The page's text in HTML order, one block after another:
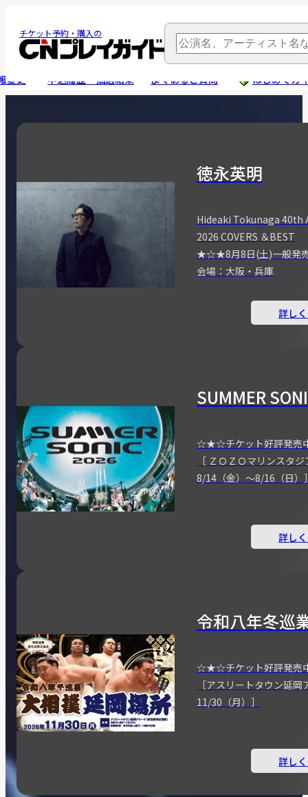
チケット予約・購入の
変更 申込履歴・抽選結果 よくあるご質問 はじめてガ
徳永英明
Hideaki Tokunaga 40th
2026 COVERS ＆BEST
★☆★8月8日(土)一般
会場：大阪・兵庫
詳し
SUMMER
☆★☆チケット好評発
［ ＺＯＺＯマリンス
8/14（金）～8/16（日）
詳し
令和八年冬巡
☆★☆チケット好評発
［アスリートタウン延
11/30（月）］
詳し